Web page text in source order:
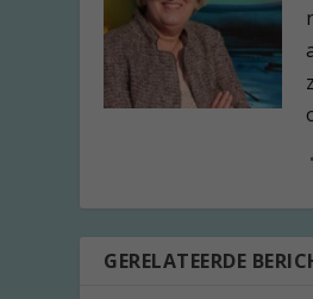
GERELATEERDE